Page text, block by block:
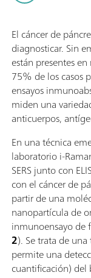
El cáncer de
diagnosticar. Sin
están presentes
75% de los casos
ensayos
miden una
anticuerpos,
En una técnica
laboratorio i-
SERS junto con
con el cáncer de
partir de una
nanopartícula de
inmunoensayo de
2). Se trata de
permite una
cuantificación) del